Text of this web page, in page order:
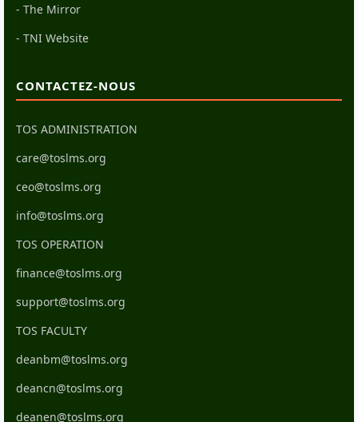
- The Mirror
- TNI Website
CONTACTEZ-NOUS
TOS ADMINISTRATION
care@toslms.org
ceo@toslms.org
info@toslms.org
TOS OPERATION
finance@toslms.org
support@toslms.org
TOS FACULTY
deanbm@toslms.org
deancn@toslms.org
deanen@toslms.org